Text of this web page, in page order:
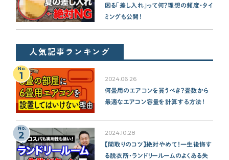
困る「差し入れ」って何？理想の頻度・タイ
ミングも公開！
人気記事ランキング
No.
1 2024.06.26
何畳用のエアコンを買うべき？畳数から
最適なエアコン容量を計算する方法！
No.
2 2024.10.28
【間取りのコツ】絶対やめて！一生後悔す
る脱衣所・ランドリールームのよくある失